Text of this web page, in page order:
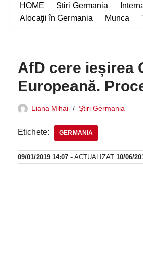
HOME Știri Germania
Alocaţii în Germania
Munca
AfD cere ieșirea
Europeană.
Liana Mihai Știri Germania
Etichete: GERMANIA
09/01/2019 14:07 - ACTUALIZAT 10/06/